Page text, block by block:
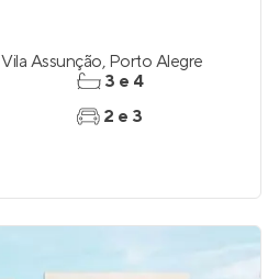
Vila Assunção, Porto Alegre
3 e 4
2 e 3